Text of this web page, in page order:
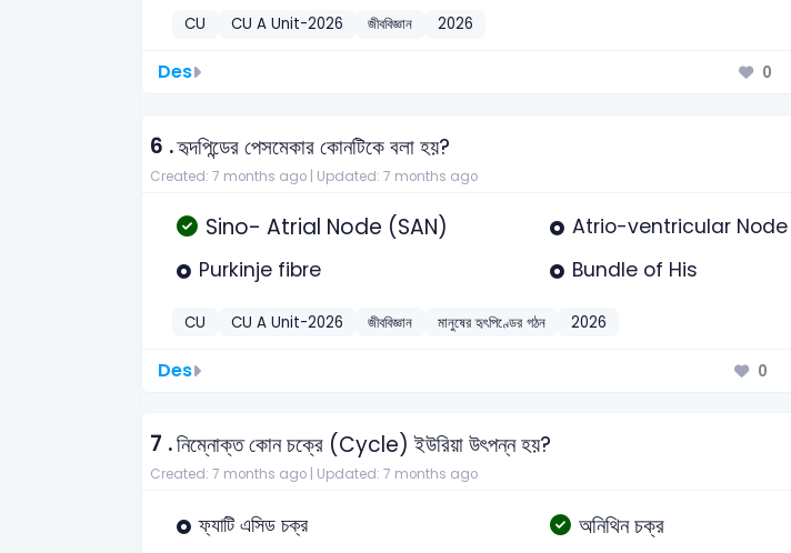
CU CU A Unit-2026 জীববিজ্ঞান 2026
Des 0
6 .হৃদপিন্ডের পেসমেকার কোনটিকে বলা হয়?
Created: 7 months ago | Updated: 7 months ago
Sino- Atrial Node (SAN)
Atrio-ventricular Node
Purkinje fibre
Bundle of His
CU CU A Unit-2026 জীববিজ্ঞান মানুষের হৃৎপিণ্ডের গঠন 2026
Des 0
7 .নিম্নোক্ত কোন চক্রে (Cycle) ইউরিয়া উৎপন্ন হয়?
Created: 7 months ago | Updated: 7 months ago
ফ্যাটি এসিড চক্র অনিথিন চক্র